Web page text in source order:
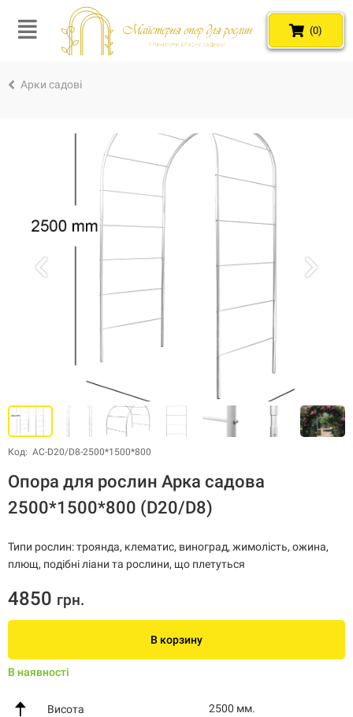
(0)
Арки садові
Код: АС-D20/D8-2500*1500*800
Опора для рослин Арка садова
2500*1500*800 (D20/D8)
Типи рослин: троянда, клематис, виноград, жимолість, ожина,
плющ, подібні ліани та рослини, що плетуться
4850 грн.
В корзину
В наявності
Висота 2500 мм.